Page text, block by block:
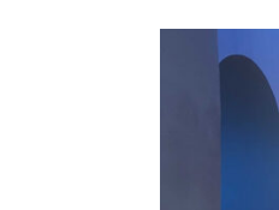
Afficher en